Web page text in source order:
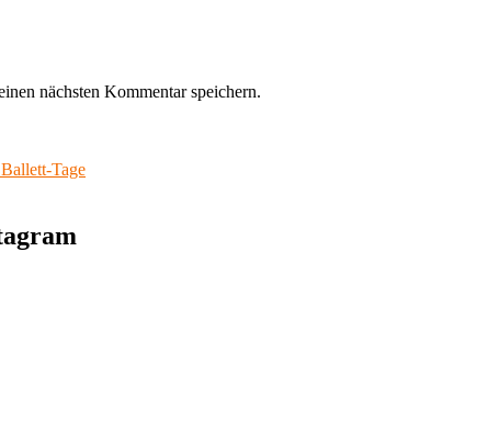
nächsten Kommentar speichern.
Tage